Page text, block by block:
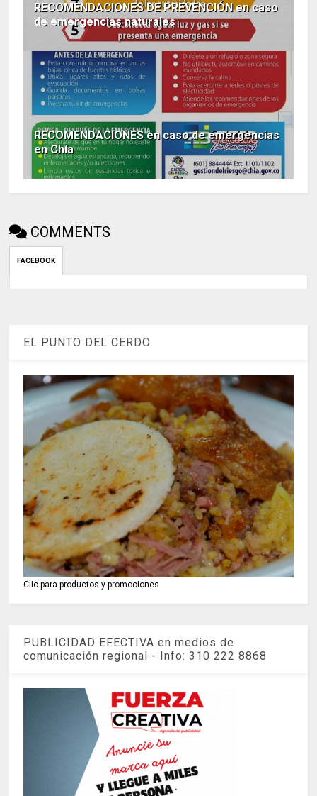
RECOMENDACIONES DE PREVENCIÓN en caso
de emergencias naturales
RECOMENDACIONES en caso de emergencias
en Chía
COMMENTS
FACEBOOK
EL PUNTO DEL CERDO
Clic para productos y promociones
PUBLICIDAD EFECTIVA en medios de
comunicación regional - Info: 310 222 8868